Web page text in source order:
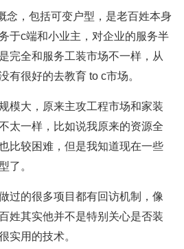
念，包括可变户型，是老百姓本身
于c端和小业主，对企业的服务半
完全和服务工装市场不一样，从
有很好的去教育 to c市场。
模大，原来主攻工程市场和家装
太一样，比如说我原来的资源全
比较困难，但是我知道现在一些
了。
过的很多项目都有回访机制，像
姓其实他并不是特别关心是否装
实用的技术。